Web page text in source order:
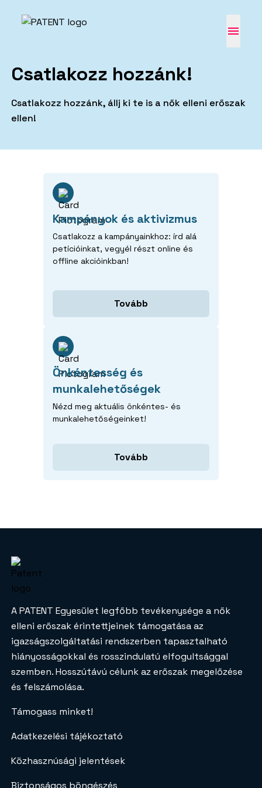
Csatlakozz hozzánk!
Csatlakozz hozzánk, állj ki te is a nők elleni erőszak
ellen!
Kampányok és aktivizmus
Csatlakozz a kampányainkhoz: írd alá
petícióinkat, vegyél részt online és
offline akcióinkban!
Tovább
Önkéntesség és
munkalehetőségek
Nézd meg aktuális önkéntes- és
munkalehetőségeinket!
Tovább
A PATENT Egyesület legfőbb tevékenysége a nők
elleni erőszak érintettjeinek támogatása az
igazságszolgáltatási rendszerben tapasztalható
hiányosságokkal és rosszindulatú elfogultsággal
szemben. Hosszútávú célunk az erőszak megelőzése
és felszámolása.
Támogass minket!
Adatkezelési tájékoztató
Közhasznúsági jelentések
Biztonságos böngészés